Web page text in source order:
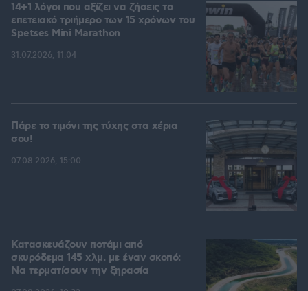
14+1 λόγοι που αξίζει να ζήσεις το
επετειακό τριήμερο των 15 χρόνων του
Spetses Mini Marathon
31.07.2026, 11:04
Πάρε το τιμόνι της τύχης στα χέρια
σου!
07.08.2026, 15:00
Κατασκευάζουν ποτάμι από
σκυρόδεμα 145 χλμ. με έναν σκοπό:
Να τερματίσουν την ξηρασία